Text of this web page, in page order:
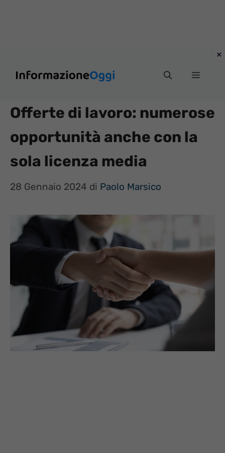
Menu
Offerte di lavoro: numerose
opportunità anche con la
sola licenza media
28 Gennaio 2024 di Paolo Marsico